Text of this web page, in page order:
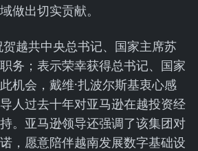
做出切实贡献。
贺越共中央总书记、国家主席苏
务；表示荣幸获得总书记、国家
机会，戴维·扎波尔斯基衷心感
人过去十年对亚马逊在越投资经
。亚马逊领导还强调了该集团对
，愿意陪伴越南发展数字基础设